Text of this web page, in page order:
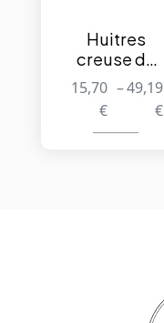
Huitres
creuse de
Zeelande –
12/25/50
pièces
15,70
€
–49,19
€